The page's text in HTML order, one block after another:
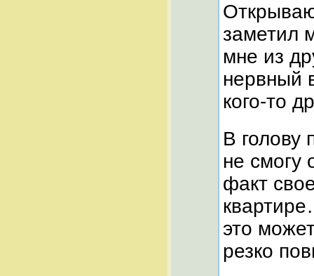
заметил
мне из
нервный
кого-то
В голову
не смогу
факт
это
резко